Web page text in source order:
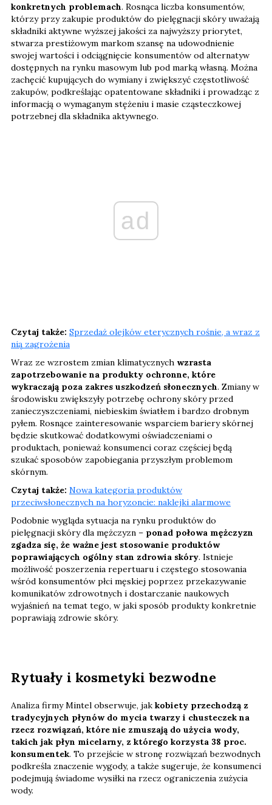
konkretnych problemach. Rosnąca liczba konsumentów,
którzy przy zakupie produktów do pielęgnacji skóry uważają
składniki aktywne wyższej jakości za najwyższy priorytet,
stwarza prestiżowym markom szansę na udowodnienie
swojej wartości i odciągnięcie konsumentów od alternatyw
dostępnych na rynku masowym lub pod marką własną. Można
zachęcić kupujących do wymiany i zwiększyć częstotliwość
zakupów, podkreślając opatentowane składniki i prowadząc z
informacją o wymaganym stężeniu i masie cząsteczkowej
potrzebnej dla składnika aktywnego.
ad
Czytaj także: Sprzedaż olejków eterycznych rośnie, a wraz z
nią zagrożenia
Wraz ze wzrostem zmian klimatycznych wzrasta
zapotrzebowanie na produkty ochronne, które
wykraczają poza zakres uszkodzeń słonecznych. Zmiany w
środowisku zwiększyły potrzebę ochrony skóry przed
zanieczyszczeniami, niebieskim światłem i bardzo drobnym
pyłem. Rosnące zainteresowanie wsparciem bariery skórnej
będzie skutkować dodatkowymi oświadczeniami o
produktach, ponieważ konsumenci coraz częściej będą
szukać sposobów zapobiegania przyszłym problemom
skórnym.
Czytaj także: Nowa kategoria produktów
przeciwsłonecznych na horyzoncie: naklejki alarmowe
Podobnie wygląda sytuacja na rynku produktów do
pielęgnacji skóry dla mężczyzn – ponad połowa mężczyzn
zgadza się, że ważne jest stosowanie produktów
poprawiających ogólny stan zdrowia skóry. Istnieje
możliwość poszerzenia repertuaru i częstego stosowania
wśród konsumentów płci męskiej poprzez przekazywanie
komunikatów zdrowotnych i dostarczanie naukowych
wyjaśnień na temat tego, w jaki sposób produkty konkretnie
poprawiają zdrowie skóry.
Rytuały i kosmetyki bezwodne
Analiza firmy Mintel obserwuje, jak kobiety przechodzą z
tradycyjnych płynów do mycia twarzy i chusteczek na
rzecz rozwiązań, które nie zmuszają do użycia wody,
takich jak płyn micelarny, z którego korzysta 38 proc.
konsumentek. To przejście w stronę rozwiązań bezwodnych
podkreśla znaczenie wygody, a także sugeruje, że konsumenci
podejmują świadome wysiłki na rzecz ograniczenia zużycia
wody.